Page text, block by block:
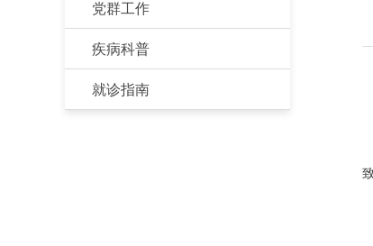
党群工作
疾病科普
就诊指南